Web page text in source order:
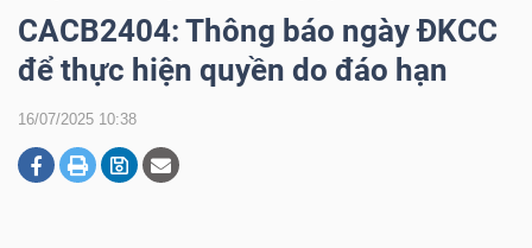
CACB2404: Thông báo ngày ĐKCC
để thực hiện quyền do đáo hạn
16/07/2025 10:38
CHỨNG